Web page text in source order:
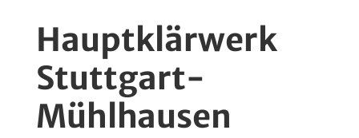
Hauptklärwerk
Stuttgart-
Mühlhausen